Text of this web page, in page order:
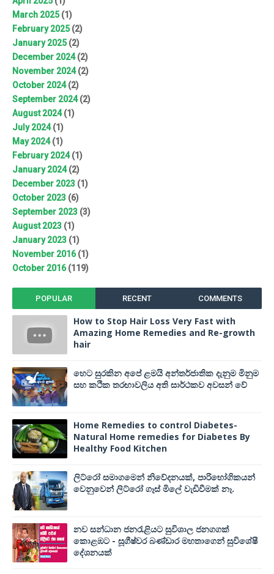
March 2025(1)
February 2025(2)
January 2025(2)
December 2024(2)
November 2024(2)
October 2024(2)
September 2024(2)
August 2024(1)
July 2024(1)
May 2024(1)
February 2024(1)
January 2024(2)
December 2023 (1)
October 2023 (6)
September 2023 (3)
August 2023 (1)
January 2023 (1)
November 2016(1)
October 2016(119)
POPULAR RECENT COMMENTS
How to Stop Hair Loss Very Fast with
Amazing Home Remedies and Re-growth
hair
හෙට සුරකින අපේ ළමයි අන්තර්ජාතික දැනුම මිනුම
සහ කථික තරඟාවලිය අති සාර්ථකව අවසන් වේ
Home Remedies to control Diabetes-
Natural Home remedies for Diabetes By
Healthy Food Kitchen
ලිට්රෝ සමාගමෙන් නිවේදනයක්, පාරිභෝගිකයන්
වෙනුවෙන් ලිට්රෝ ගෑස් මිලේ වැඩිවීමක් නෑ.
නව සන්ධාන ජනරැළියට සුවිශාල ජනගගක්
කොළඹට - සූගීෂ්වර බණ්ඩාර මහතාගෙන් සුවිශේෂී
දේශනයක්